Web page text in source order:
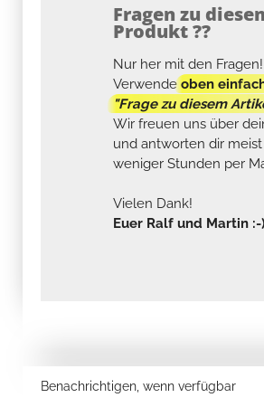
Fragen zu
Produkt ??
Nur her mit den
Verwendeoben
"Frage zu diesem
Wir freuen uns über
und antworten dir
weniger Stunden per
Vielen Dank!
Euer Ralf und Martin :-)
Benachrichtigen, wenn verfügbar